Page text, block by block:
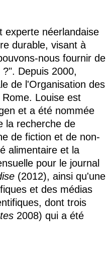
experte néerlandaise
durable, visant à
nous fournir de
Depuis 2000,
de l'Organisation des
Louise est
et a été nommée
la recherche de
de fiction et de non-
alimentaire et la
pour le journal
(2012), ainsi qu'une
et des médias
dont trois
2008) qui a été